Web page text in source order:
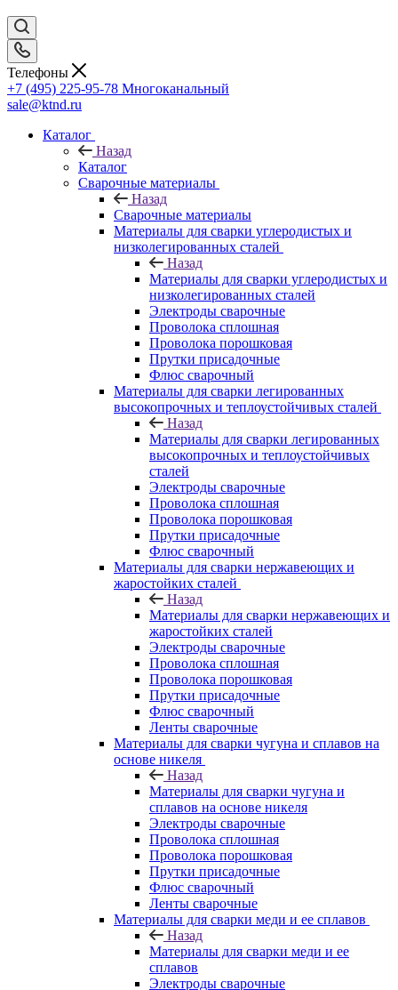
Телефоны
+7 (495) 225-95-78 Многоканальный
sale@ktnd.ru
Каталог
Назад
Каталог
Сварочные материалы
Назад
Сварочные материалы
Материалы для сварки углеродистых и
низколегированных сталей
Назад
Материалы для сварки углеродистых и
низколегированных сталей
Электроды сварочные
Проволока сплошная
Проволока порошковая
Прутки присадочные
Флюс сварочный
Материалы для сварки легированных
высокопрочных и теплоустойчивых сталей
Назад
Материалы для сварки легированных
высокопрочных и теплоустойчивых
сталей
Электроды сварочные
Проволока сплошная
Проволока порошковая
Прутки присадочные
Флюс сварочный
Материалы для сварки нержавеющих и
жаростойких сталей
Назад
Материалы для сварки нержавеющих и
жаростойких сталей
Электроды сварочные
Проволока сплошная
Проволока порошковая
Прутки присадочные
Флюс сварочный
Ленты сварочные
Материалы для сварки чугуна и сплавов на
основе никеля
Назад
Материалы для сварки чугуна и
сплавов на основе никеля
Электроды сварочные
Проволока сплошная
Проволока порошковая
Прутки присадочные
Флюс сварочный
Ленты сварочные
Материалы для сварки меди и ее сплавов
Назад
Материалы для сварки меди и ее
сплавов
Электроды сварочные